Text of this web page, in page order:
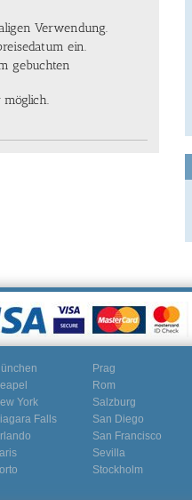
Verwendung.
ein.
gebuchten
York
Falls
Prag
Rom
Salzburg
San Diego
San Francisco
Sevilla
Stockholm